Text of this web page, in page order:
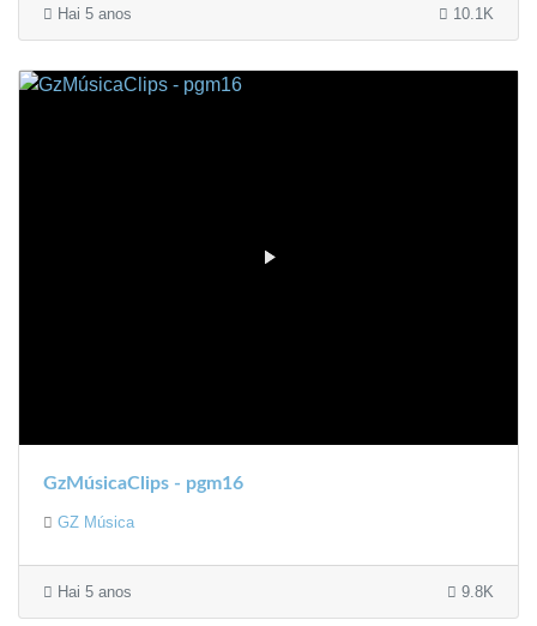
Hai 5 anos 10.1K
GzMúsicaClips - pgm16
GZ Música
Hai 5 anos 9.8K